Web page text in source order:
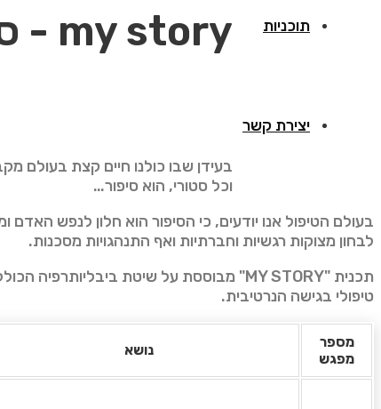
תוכניות
יצירת קשר
my story - סילבוס
וכל סטורי, הוא סיפור…
בעולם הטיפול אנו יודעים, כי הסיפור הוא חלון לנפש האדם
לבחון מצוקות רגשיות וחברתיות ואף התנהגויות מסכנות.
טיפולי בגישה הנרטיבית.
מספר
מפגש
נושא